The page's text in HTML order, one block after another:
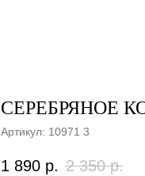
СЕРЕБРЯНОЕ
Артикул: 10971 3
1 890 р. 2 350 р.